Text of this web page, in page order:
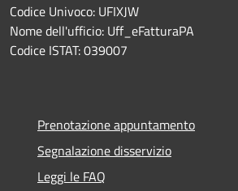
Codice Univoco: UFIXJW
Nome dell'ufficio: Uff_eFatturaPA
Codice ISTAT: 039007
Prenotazione appuntamento
Segnalazione disservizio
Leggi le FAQ